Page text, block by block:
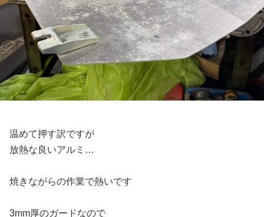
温めて押す訳ですが
放熱な良いアルミ…
焼きながらの作業で熱いです
3mm厚のガードなので